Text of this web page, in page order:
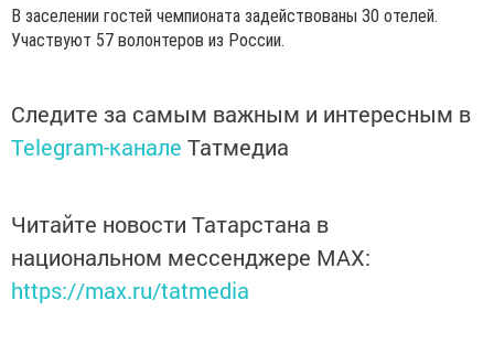
В заселении гостей чемпионата задействованы 30 отелей.
Участвуют 57 волонтеров из России.
Следите за самым важным и интересным в
Telegram-канале Татмедиа
Читайте новости Татарстана в
национальном мессенджере MАХ:
https://max.ru/tatmedia